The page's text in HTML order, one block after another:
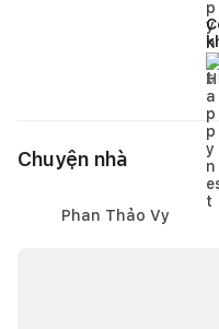
6
Chuyện nhà
Phan Thảo Vy